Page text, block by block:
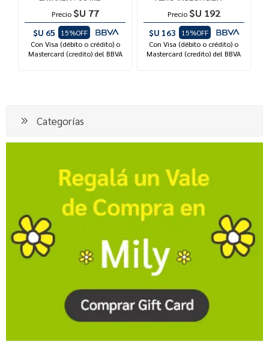
Precio $U 77
$U 65
15%OFF
Con Visa (débito o crédito) o
Mastercard (credito) del BBVA
Precio $U 192
$U 163
15%OFF
Con Visa (débito o crédito) o
Mastercard (credito) del BBVA
Categorías